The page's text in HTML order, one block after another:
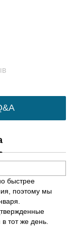
быстрее
поэтому мы
тот же день.